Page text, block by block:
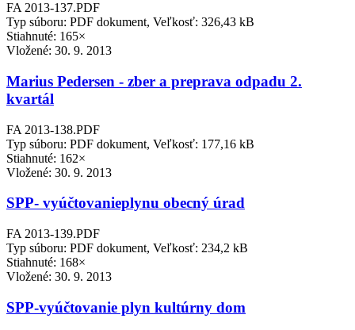
FA 2013-137.PDF
Typ súboru: PDF dokument, Veľkosť: 326,43 kB
Stiahnuté: 165×
Vložené: 30. 9. 2013
Marius Pedersen - zber a preprava odpadu 2.
kvartál
FA 2013-138.PDF
Typ súboru: PDF dokument, Veľkosť: 177,16 kB
Stiahnuté: 162×
Vložené: 30. 9. 2013
SPP- vyúčtovanieplynu obecný úrad
FA 2013-139.PDF
Typ súboru: PDF dokument, Veľkosť: 234,2 kB
Stiahnuté: 168×
Vložené: 30. 9. 2013
SPP-vyúčtovanie plyn kultúrny dom